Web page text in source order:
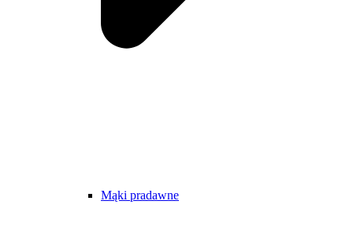
Mąki pradawne